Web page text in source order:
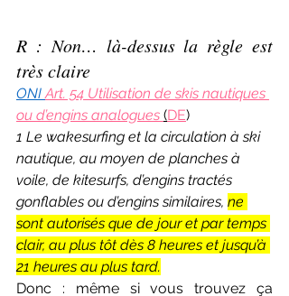
R : Non… là-dessus la règle est
très claire
ONI Art. 54 Utilisation de skis nautiques
ou d’engins analogues (DE)
1 Le wakesurfing et la circulation à ski
nautique, au moyen de planches à
voile, de kitesurfs, d’engins tractés
gonflables ou d’engins similaires, ne
sont autorisés que de jour et par temps
clair, au plus tôt dès 8 heures et jusqu’à
21 heures au plus tard.
Donc : même si vous trouvez ça